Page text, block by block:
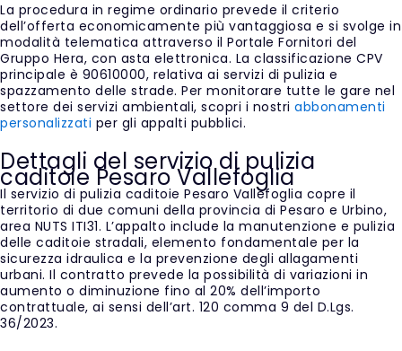
La procedura in regime ordinario prevede il criterio
dell’offerta economicamente più vantaggiosa e si svolge in
modalità telematica attraverso il Portale Fornitori del
Gruppo Hera, con asta elettronica. La classificazione CPV
principale è 90610000, relativa ai servizi di pulizia e
spazzamento delle strade. Per monitorare tutte le gare nel
settore dei servizi ambientali, scopri i nostri abbonamenti
personalizzati per gli appalti pubblici.
Dettagli del servizio di pulizia
caditoie Pesaro Vallefoglia
Il servizio di pulizia caditoie Pesaro Vallefoglia copre il
territorio di due comuni della provincia di Pesaro e Urbino,
area NUTS ITI31. L’appalto include la manutenzione e pulizia
delle caditoie stradali, elemento fondamentale per la
sicurezza idraulica e la prevenzione degli allagamenti
urbani. Il contratto prevede la possibilità di variazioni in
aumento o diminuzione fino al 20% dell’importo
contrattuale, ai sensi dell’art. 120 comma 9 del D.Lgs.
36/2023.